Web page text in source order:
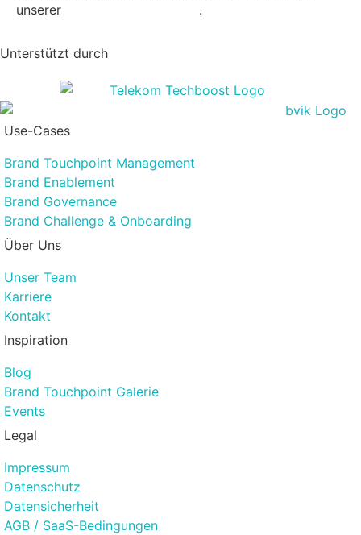
unserer
.
Unterstützt durch
Use-Cases
Brand Touchpoint Management
Brand Enablement
Brand Governance
Brand Challenge & Onboarding
Über Uns
Unser Team
Karriere
Kontakt
Inspiration
Blog
Brand Touchpoint Galerie
Events
Legal
Impressum
Datenschutz
Datensicherheit
AGB / SaaS-Bedingungen